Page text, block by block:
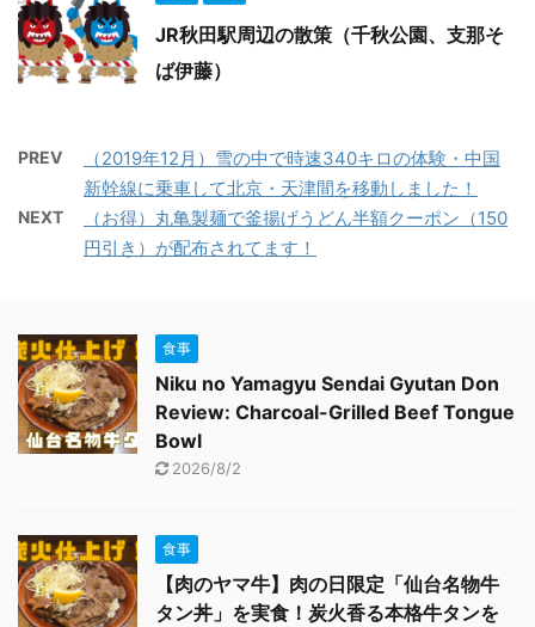
JR秋田駅周辺の散策（千秋公園、支那そ
ば伊藤）
PREV
（2019年12月）雪の中で時速340キロの体験・中国
新幹線に乗車して北京・天津間を移動しました！
NEXT
（お得）丸亀製麺で釜揚げうどん半額クーポン（150
円引き）が配布されてます！
食事
Niku no Yamagyu Sendai Gyutan Don
Review: Charcoal-Grilled Beef Tongue
Bowl
2026/8/2
食事
【肉のヤマ牛】肉の日限定「仙台名物牛
タン丼」を実食！炭火香る本格牛タンを